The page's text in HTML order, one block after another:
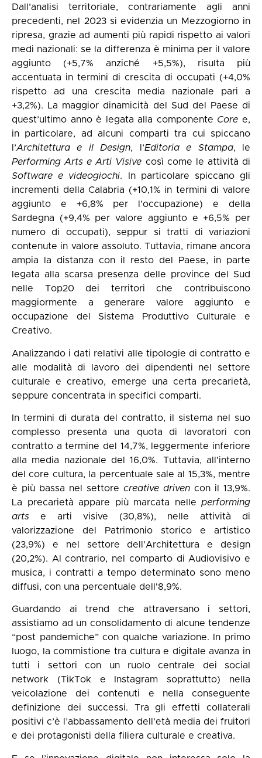
Dall’analisi territoriale, contrariamente agli anni
precedenti, nel 2023 si evidenzia un Mezzogiorno in
ripresa, grazie ad aumenti più rapidi rispetto ai valori
medi nazionali: se la differenza è minima per il valore
aggiunto (+5,7% anziché +5,5%), risulta più
accentuata in termini di crescita di occupati (+4,0%
rispetto ad una crescita media nazionale pari a
+3,2%). La maggior dinamicità del Sud del Paese di
quest’ultimo anno è legata alla componente Core e,
in particolare, ad alcuni comparti tra cui spiccano
l’Architettura e il Design, l’Editoria e Stampa, le
Performing Arts e Arti Visive così come le attività di
Software e videogiochi. In particolare spiccano gli
incrementi della Calabria (+10,1% in termini di valore
aggiunto e +6,8% per l’occupazione) e della
Sardegna (+9,4% per valore aggiunto e +6,5% per
numero di occupati), seppur si tratti di variazioni
contenute in valore assoluto. Tuttavia, rimane ancora
ampia la distanza con il resto del Paese, in parte
legata alla scarsa presenza delle province del Sud
nelle Top20 dei territori che contribuiscono
maggiormente a generare valore aggiunto e
occupazione del Sistema Produttivo Culturale e
Creativo.
Analizzando i dati relativi alle tipologie di contratto e
alle modalità di lavoro dei dipendenti nel settore
culturale e creativo, emerge una certa precarietà,
seppure concentrata in specifici comparti.
In termini di durata del contratto, il sistema nel suo
complesso presenta una quota di lavoratori con
contratto a termine del 14,7%, leggermente inferiore
alla media nazionale del 16,0%. Tuttavia, all'interno
del core cultura, la percentuale sale al 15,3%, mentre
è più bassa nel settore creative driven con il 13,9%.
La precarietà appare più marcata nelle performing
arts e arti visive (30,8%), nelle attività di
valorizzazione del Patrimonio storico e artistico
(23,9%) e nel settore dell'Architettura e design
(20,2%). Al contrario, nel comparto di Audiovisivo e
musica, i contratti a tempo determinato sono meno
diffusi, con una percentuale dell'8,9%.
Guardando ai trend che attraversano i settori,
assistiamo ad un consolidamento di alcune tendenze
“post pandemiche” con qualche variazione. In primo
luogo, la commistione tra cultura e digitale avanza in
tutti i settori con un ruolo centrale dei social
network (TikTok e Instagram soprattutto) nella
veicolazione dei contenuti e nella conseguente
definizione dei successi. Tra gli effetti collaterali
positivi c’è l’abbassamento dell'età media dei fruitori
e dei protagonisti della filiera culturale e creativa.